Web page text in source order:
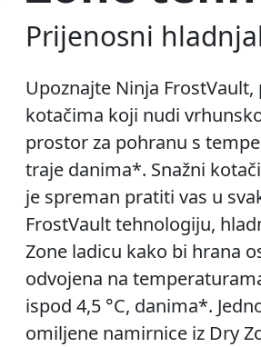
Prijenosni
Upoznajte Ninja
kotačima koji nudi
prostor za pohranu s
traje danima*. Snažni
je spreman pratiti vas u
FrostVault tehnologiju,
Zone ladicu kako bi hrana
odvojena na
ispod 4,5 °C, danima*.
omiljene namirnice iz Dry